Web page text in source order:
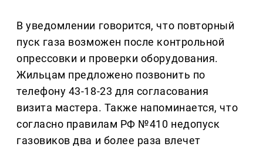
В уведомлении говорится, что повторный
пуск газа возможен после контрольной
опрессовки и проверки оборудования.
Жильцам предложено позвонить по
телефону 43-18-23 для согласования
визита мастера. Также напоминается, что
согласно правилам РФ №410 недопуск
газовиков два и более раза влечет